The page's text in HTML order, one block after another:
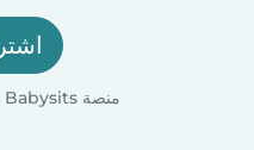
منصة Babysits مجانية لجليسات الأطفال!